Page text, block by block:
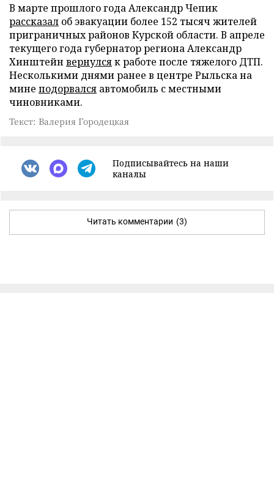
В марте прошлого года Александр Чепик
рассказал об эвакуации более 152 тысяч жителей
приграничных районов Курской области. В апреле
текущего года губернатор региона Александр
Хинштейн вернулсяк работе после тяжелого ДТП.
Несколькими днями ранее в центре Рыльска на
мине подорвался автомобиль с местными
чиновниками.
Текст: Валерия Городецкая
Подписывайтесь на наши
каналы
Читать комментарии (3)